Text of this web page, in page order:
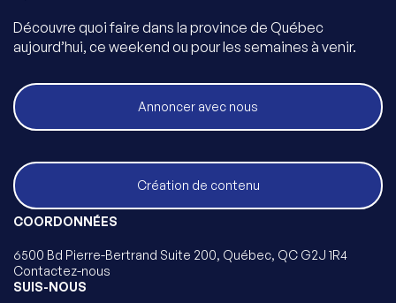
Découvre quoi faire dans la province de Québec
aujourd’hui, ce weekend ou pour les semaines à venir.
Annoncer avec nous
Création de contenu
COORDONNÉES
6500 Bd Pierre-Bertrand Suite 200, Québec, QC G2J 1R4
Contactez-nous
SUIS-NOUS